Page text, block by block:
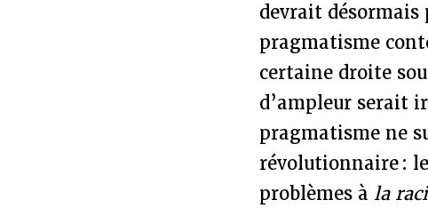
devrait
pragmatisme
certaine droite
d’ampleur serait
pragmatisme ne
révolutionnaire :
problèmes àla